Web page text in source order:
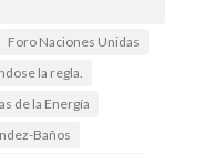
Foro Naciones Unidas
la regla.
de la Energía
Baños